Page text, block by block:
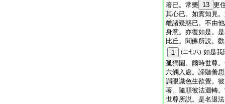
著已。常樂 13 更
其心已。如實知見
離諸疑惑已。不由
身意。亦復如是。
比丘。聞佛所説。
1
(二七八) 如是我
孤獨園。爾時世尊
六觸入處。諦聽善
謂眼識色生欲覺。
著。隨順彼法迴轉
世尊所説。是名退